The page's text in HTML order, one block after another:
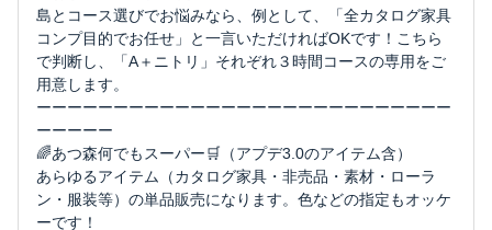
島とコース選びでお悩みなら、例として、「全カタログ家具
コンプ目的でお任せ」と一言いただければOKです！こちら
で判断し、「A＋ニトリ」それぞれ３時間コースの専用をご
用意します。
ーーーーーーーーーーーーーーーーーーーーーーーーーーー
ーーーーー
🌈あつ森何でもスーパー🛒（アプデ3.0のアイテム含）
あらゆるアイテム（カタログ家具・非売品・素材・ローラ
ン・服装等）の単品販売になります。色などの指定もオッケ
ーです！